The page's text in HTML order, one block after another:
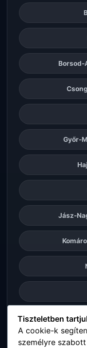
Borsod-
Győr-
Jász-
Tiszteletben
A cookie-k
személyre